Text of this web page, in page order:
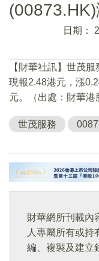
日期：
【財華社訊】世茂服
現報2.48港元，漲
元。（出處：財華港
世茂服務
財華網所刊載內
人專屬所有或持
編、複製及建立